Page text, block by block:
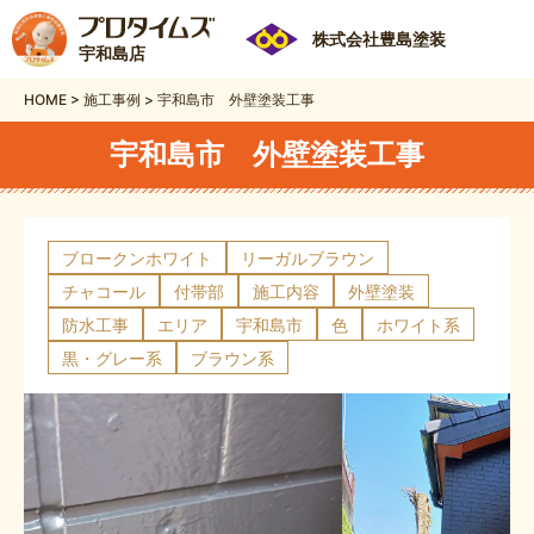
宇和島店
株式会社豊島塗装
HOME > 施工事例 > 宇和島市 外壁塗装工事
宇和島市 外壁塗装工事
ブロークンホワイト
リーガルブラウン
チャコール
付帯部 施工内容
外壁塗装
防水工事
エリア 宇和島市 色
ホワイト系
黒・グレー系
ブラウン系